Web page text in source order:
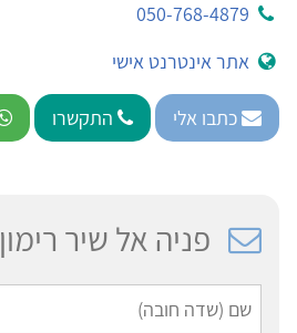
050-768-4879
אתר אינטרנט אישי
כתבו אלי התקשרו
פניה אל שיר רימון